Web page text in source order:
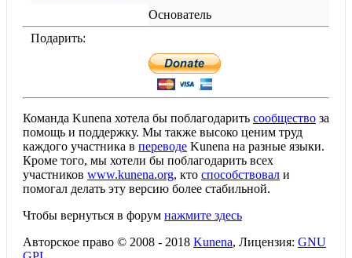
Основатель
Подарить:
Команда Kunena хотела бы поблагодарить сообщество за
помощь и поддержку. Мы также высоко ценим труд
каждого участника в переводе Kunena на разные языки.
Кроме того, мы хотели бы поблагодарить всех
участников www.kunena.org, кто способствовал и
помогал делать эту версию более стабильной.
Чтобы вернуться в форум нажмите здесь
Авторское право © 2008 - 2018 Kunena, Лицензия: GNU